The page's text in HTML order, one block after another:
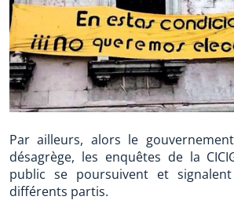
Par ailleurs, alors le
désagrège, les enquêtes de la
public se poursuivent et
différents partis.